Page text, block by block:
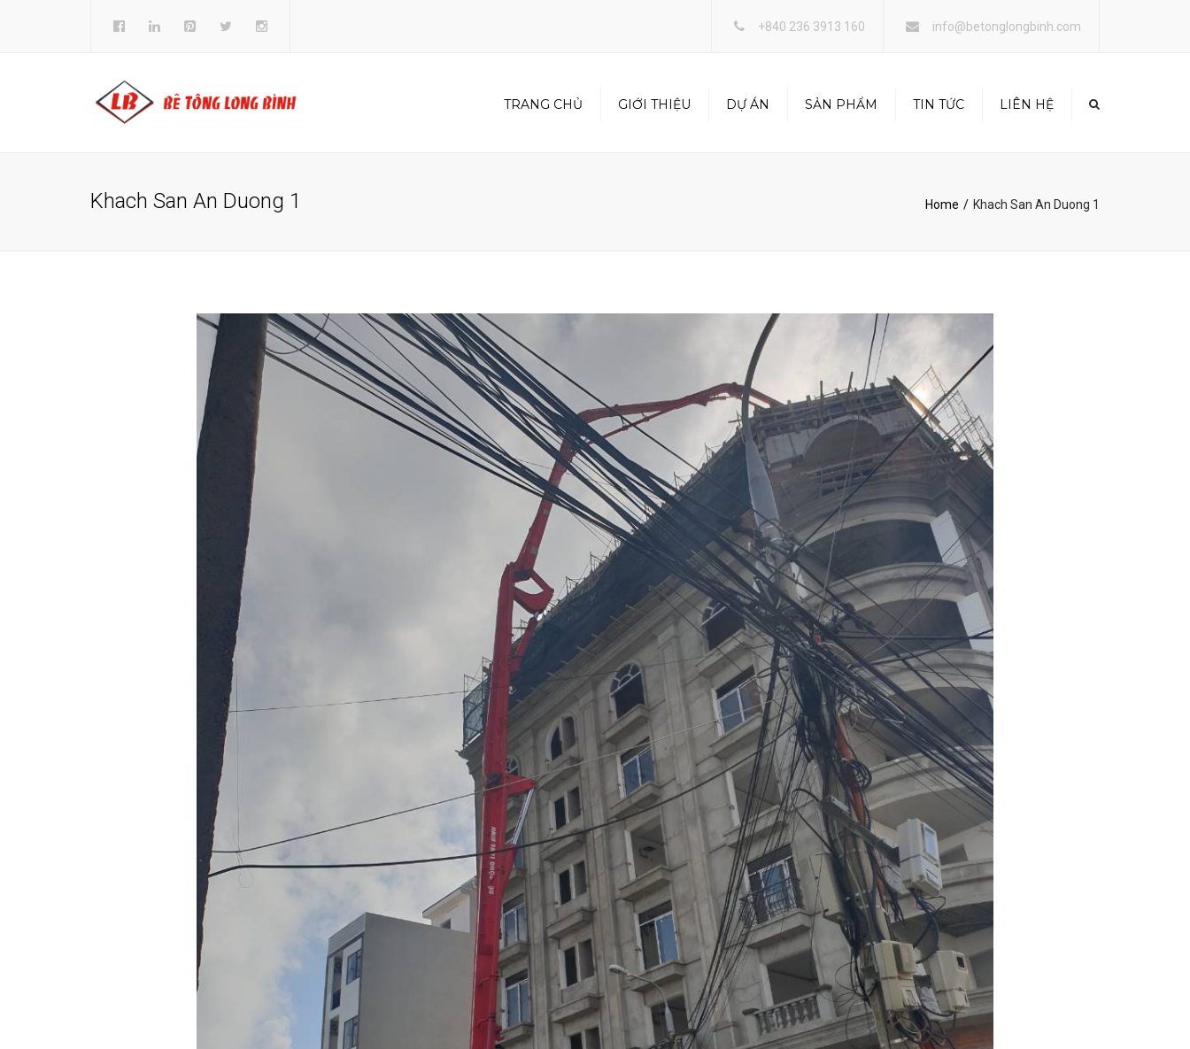
+840 236 3913 160 info@betonglongbinh.com
TRANG CHỦ GIỚI THIỆU DỰ ÁN SẢN PHẨM
SAN LẤP MẶT BẰNG TẠI
TP Đà Nẵng
KINH DOANH BÁN LẺ
XĂNG DẦU
TIN TỨC LIÊN HỆ
Khach San An Duong 1 Home Khach San An Duong 1